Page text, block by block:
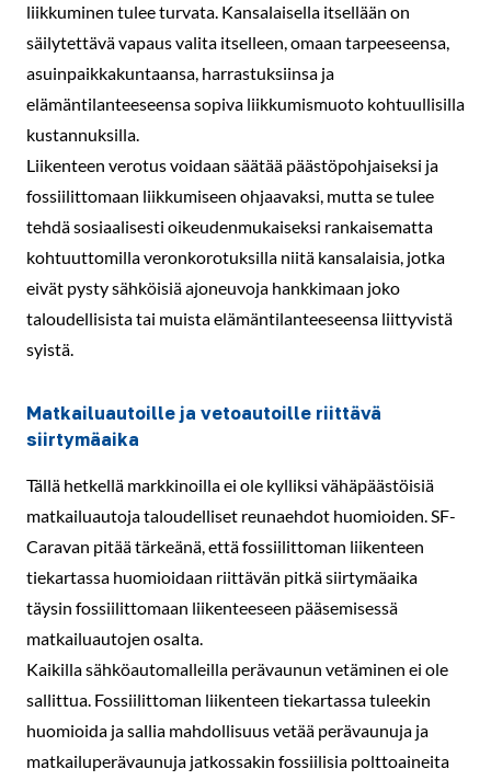
liikkuminen tulee turvata. Kansalaisella itsellään on
säilytettävä vapaus valita itselleen, omaan tarpeeseensa,
asuinpaikkakuntaansa, harrastuksiinsa ja
elämäntilanteeseensa sopiva liikkumismuoto kohtuullisilla
kustannuksilla.
Liikenteen verotus voidaan säätää päästöpohjaiseksi ja
fossiilittomaan liikkumiseen ohjaavaksi, mutta se tulee
tehdä sosiaalisesti oikeudenmukaiseksi rankaisematta
kohtuuttomilla veronkorotuksilla niitä kansalaisia, jotka
eivät pysty sähköisiä ajoneuvoja hankkimaan joko
taloudellisista tai muista elämäntilanteeseensa liittyvistä
syistä.
Matkailuautoille ja vetoautoille riittävä
siirtymäaika
Tällä hetkellä markkinoilla ei ole kylliksi vähäpäästöisiä
matkailuautoja taloudelliset reunaehdot huomioiden. SF-
Caravan pitää tärkeänä, että fossiilittoman liikenteen
tiekartassa huomioidaan riittävän pitkä siirtymäaika
täysin fossiilittomaan liikenteeseen pääsemisessä
matkailuautojen osalta.
Kaikilla sähköautomalleilla perävaunun vetäminen ei ole
sallittua. Fossiilittoman liikenteen tiekartassa tuleekin
huomioida ja sallia mahdollisuus vetää perävaunuja ja
matkailuperävaunuja jatkossakin fossiilisia polttoaineita